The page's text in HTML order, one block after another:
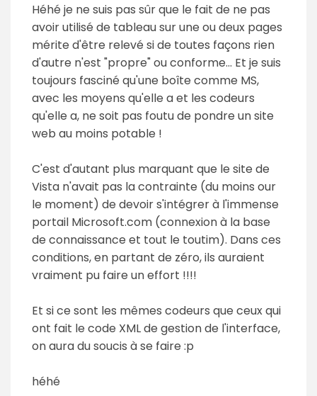
Héhé je ne suis pas sûr que le fait de ne pas
avoir utilisé de tableau sur une ou deux pages
mérite d'être relevé si de toutes façons rien
d'autre n'est "propre" ou conforme... Et je suis
toujours fasciné qu'une boîte comme MS,
avec les moyens qu'elle a et les codeurs
qu'elle a, ne soit pas foutu de pondre un site
web au moins potable !
C'est d'autant plus marquant que le site de
Vista n'avait pas la contrainte (du moins our
le moment) de devoir s'intégrer à l'immense
portail Microsoft.com (connexion à la base
de connaissance et tout le toutim). Dans ces
conditions, en partant de zéro, ils auraient
vraiment pu faire un effort !!!!
Et si ce sont les mêmes codeurs que ceux qui
ont fait le code XML de gestion de l'interface,
on aura du soucis à se faire :p
héhé